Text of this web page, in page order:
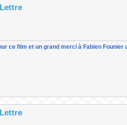
ce film et un grand merci à Fabien